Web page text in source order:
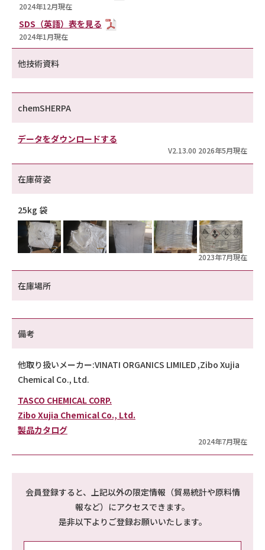
2024年12月現在
SDS（英語）表を見る
2024年1月現在
他技術資料
chemSHERPA
データをダウンロードする
V2.13.00 2026年5月現在
在庫荷姿
25kg 袋
2023年7月現在
在庫場所
備考
他取り扱いメーカー:VINATI ORGANICS LIMILED ,Zibo Xujia
Chemical Co., Ltd.
TASCO CHEMICAL CORP.
Zibo Xujia Chemical Co., Ltd.
製品カタログ
2024年7月現在
会員登録すると、上記以外の限定情報（貿易統計や原料情
報など）にアクセスできます。
是非以下よりご登録お願いいたします。